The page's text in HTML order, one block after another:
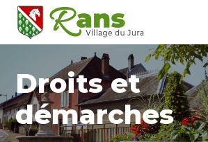
Droits et
démarches